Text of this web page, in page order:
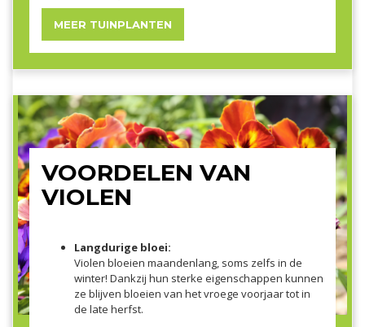
MEER TUINPLANTEN
VOORDELEN VAN
VIOLEN
Langdurige bloei:
Violen bloeien maandenlang, soms zelfs in de
winter! Dankzij hun sterke eigenschappen kunnen
ze blijven bloeien van het vroege voorjaar tot in
de late herfst.